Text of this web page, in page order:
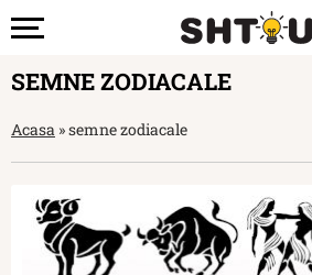
SEMNE ZODIACALE
Acasa »semne zodiacale